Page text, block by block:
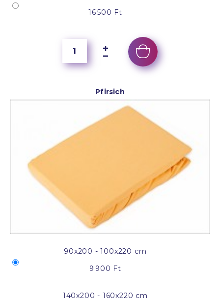
16 500 Ft
Pfirsich
90x200 - 100x220 cm
9 900 Ft
140x200 - 160x220 cm